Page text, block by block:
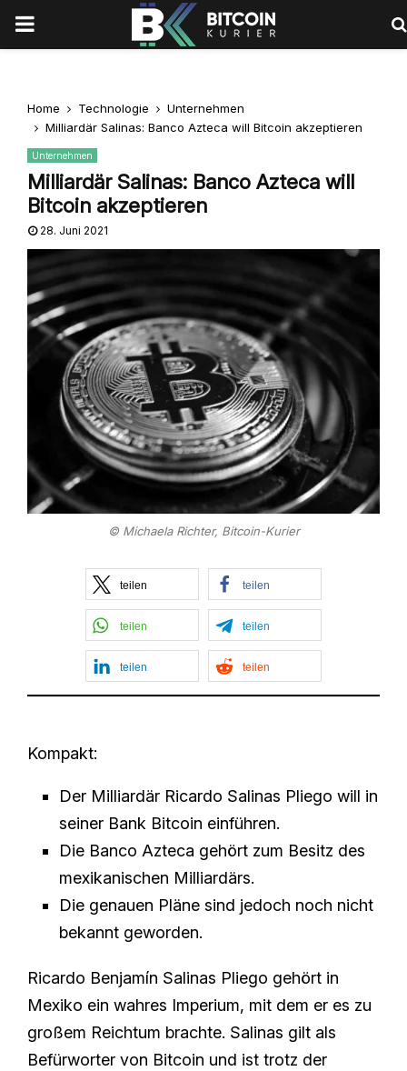
PRIMARY
Home Technologie
Unternehmen
Milliardär Salinas: Banco Azteca will Bitcoin akzeptieren
Unternehmen
Milliardär Salinas: Banco Azteca will
Bitcoin akzeptieren
28. Juni 2021
© Michaela Richter, Bitcoin-Kurier
teilen teilen
teilen teilen
teilen teilen
Kompakt:
Der Milliardär Ricardo Salinas Pliego will in
seiner Bank Bitcoin einführen.
Die Banco Azteca gehört zum Besitz des
mexikanischen Milliardärs.
Die genauen Pläne sind jedoch noch nicht
bekannt geworden.
Ricardo Benjamín Salinas Pliego gehört in
Mexiko ein wahres Imperium, mit dem er es zu
großem Reichtum brachte. Salinas gilt als
Befürworter von Bitcoin und ist trotz der